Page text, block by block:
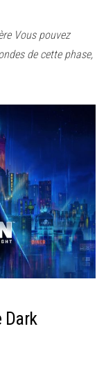
Vous pouvez
de cette phase,
Dark